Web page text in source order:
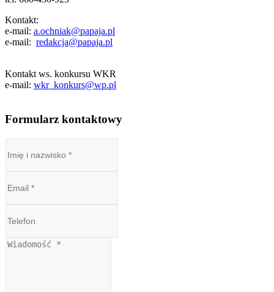
Kontakt:
e-mail: a.ochniak@papaja.pl
e-mail: redakcja@papaja.pl
Kontakt ws. konkursu WKR
e-mail: wkr_konkurs@wp.pl
Formularz kontaktowy